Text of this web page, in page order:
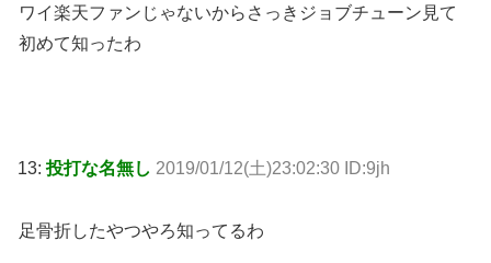
ワイ楽天ファンじゃないからさっきジョブチューン見て
初めて知ったわ
13:投打な名無し 2019/01/12(土)23:02:30 ID:9jh
足骨折したやつやろ知ってるわ